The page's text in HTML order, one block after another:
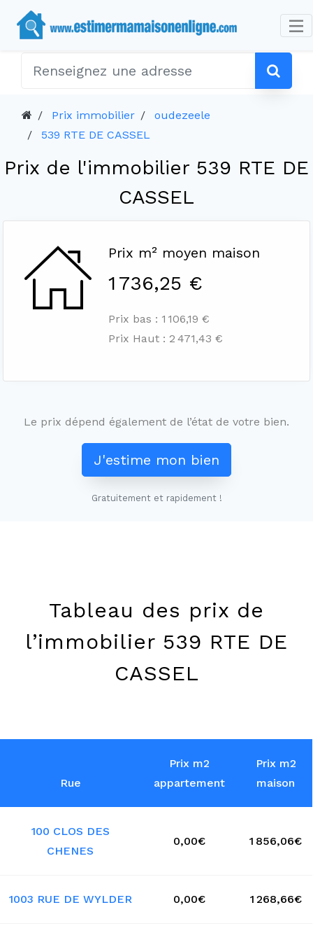
Prix immobilier
oudezeele
539 RTE DE CASSEL
Prix de l'immobilier 539 RTE DE
CASSEL
Prix m² moyen maison
1 736,25 €
Prix bas : 1 106,19 €
Prix Haut : 2 471,43 €
Le prix dépend également de l’état de votre bien.
J'estime mon bien
Gratuitement et rapidement !
Tableau des prix de
l’immobilier 539 RTE DE
CASSEL
Rue
Prix m2
appartement
Prix m2
maison
100 CLOS DES
CHENES
0,00€ 1 856,06€
1003 RUE DE WYLDER 0,00€ 1 268,66€